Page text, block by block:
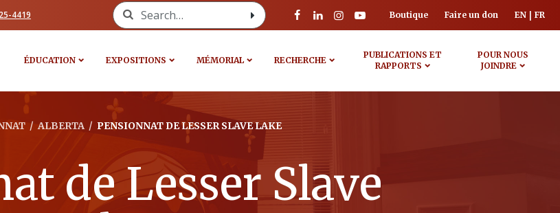
4419 Search for: Boutique Faire un don EN FR
ÉDUCATION EXPOSITIONS MÉMORIAL RECHERCHE
PUBLICATIONS ET
RAPPORTS
POUR NOUS
JOINDRE
/ ALBERTA / PENSIONNAT DE LESSER SLAVE LAKE
de Lesser Slave